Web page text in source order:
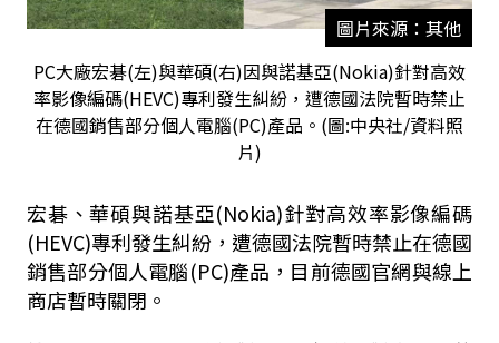
圖片來源：其他
PC大廠宏碁(左)與華碩(右)因與諾基亞(Nokia)針對高效
率影像編碼(HEVC)專利發生糾紛，遭德國法院暫時禁止
在德國銷售部分個人電腦(PC)產品。(圖:中央社/資料照
片)
宏碁、華碩與諾基亞(Nokia)針對高效率影像編碼
(HEVC)專利發生糾紛，遭德國法院暫時禁止在德國
銷售部分個人電腦(PC)產品，目前德國官網與線上
商店暫時關閉。